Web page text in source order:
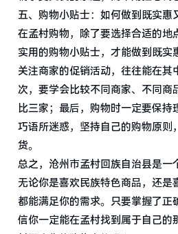
五、购物小贴士：如何做到既实惠
在孟村购物，除了要选择合适的地
实用的购物小贴士，才能做到既实
关注商家的促销活动，往往能在其
次，要学会比较不同商家、不同商
比三家；最后，购物时一定要保持
巧语所迷惑，坚持自己的购物原则
货。
总之，沧州市孟村回族自治县是一
无论你是喜欢民族特色商品，还是
都能满足你的需求。只要掌握了正
信你一定能在孟村找到属于自己的